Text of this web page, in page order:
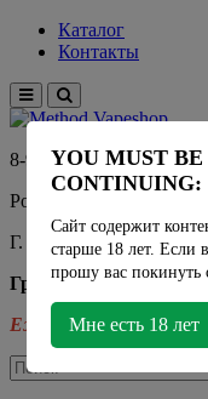
Каталог
Контакты
8-915-450-21-92
Розничный магазин
Г. Москва, улица
График работы
Ежедневно - 11:00 -
YOU MUST
CONTINUING:
Сайт содержит
старше 18 лет. Если
прошу вас покинуть
Мне есть 18 лет